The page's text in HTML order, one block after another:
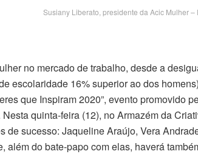
Susiany Liberato, presidente da Acic Mulher –
no mercado de trabalho, desde a
escolaridade 16% superior ao dos
que Inspiram 2020”, evento promovido
quinta-feira (12), no Armazém da
de sucesso: Jaqueline Araújo, Vera
além do bate-papo com elas, haverá